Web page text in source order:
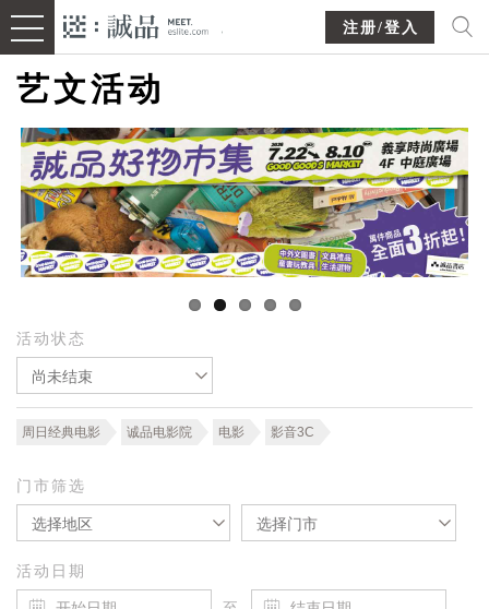
注册/登入
艺文活动
活动状态
尚未结束
周日经典电影 诚品电影院 电影 影音3C
门市筛选
选择地区 选择门市
活动日期